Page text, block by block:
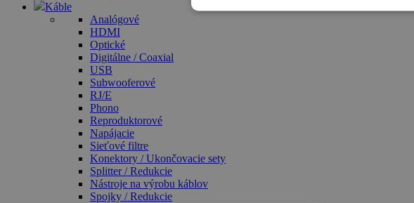
Káble
Analógové
HDMI
Optické
Digitálne / Coaxial
USB
Subwooferové
RJ/E
Phono
Reproduktorové
Napájacie
Sieťové filtre
Konektory / Ukončovacie sety
Splitter / Redukcie
Nástroje na výrobu káblov
Spojky / Redukcie